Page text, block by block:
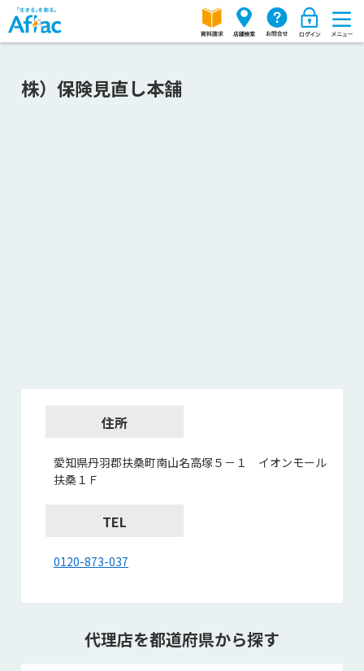
株）保険見直し本舗
住所
愛知県丹羽郡扶桑町南山名高塚５－１ イオンモール
扶桑１Ｆ
TEL
0120-873-037
代理店を都道府県から探す